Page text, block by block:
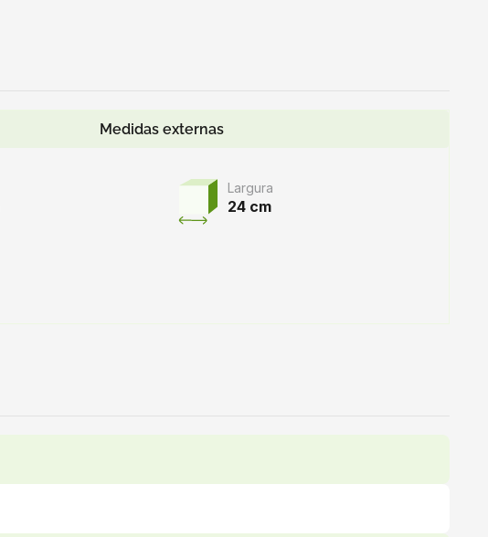
Medidas externas
Largura
24 cm